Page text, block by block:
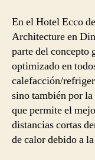
En el Hotel Ecco
Architecture en
parte del concepto
optimizado en
calefacción/
sino también por
que permite el
distancias cortas
de calor debido a